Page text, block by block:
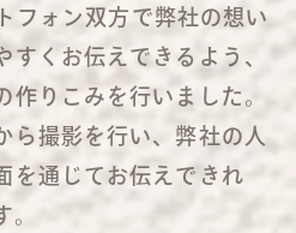
フォン双方で弊社の想い
すくお伝えできるよう、
作りこみを行いました。
ら撮影を行い、弊社の人
を通じてお伝えできれ
。